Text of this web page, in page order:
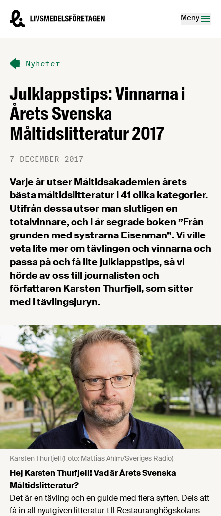
Livsmedelsföretagen – till startsidan
Meny
Nyheter
Julklappstips: Vinnarna i
Årets Svenska
Måltidslitteratur 2017
7 DECEMBER 2017
Varje år utser Måltidsakademien årets
bästa måltidslitteratur i 41 olika kategorier.
Utifrån dessa utser man slutligen en
totalvinnare, och i år segrade boken ”Från
grunden med systrarna Eisenman”. Vi ville
veta lite mer om tävlingen och vinnarna och
passa på och få lite julklappstips, så vi
hörde av oss till journalisten och
författaren Karsten Thurfjell, som sitter
med i tävlingsjuryn.
Karsten Thurfjell (Foto: Mattias Ahlm/Sveriges Radio)
Hej Karsten Thurfjell! Vad är Årets Svenska
Måltidslitteratur?
Det är en tävling och en guide med flera syften. Dels att
få in all nyutgiven litteratur till Restauranghögskolans